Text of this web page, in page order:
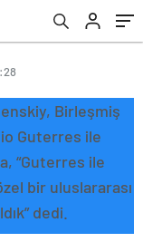
Birleşmiş
Guterres ile
“Guterres ile
bir uluslararası
dedi.